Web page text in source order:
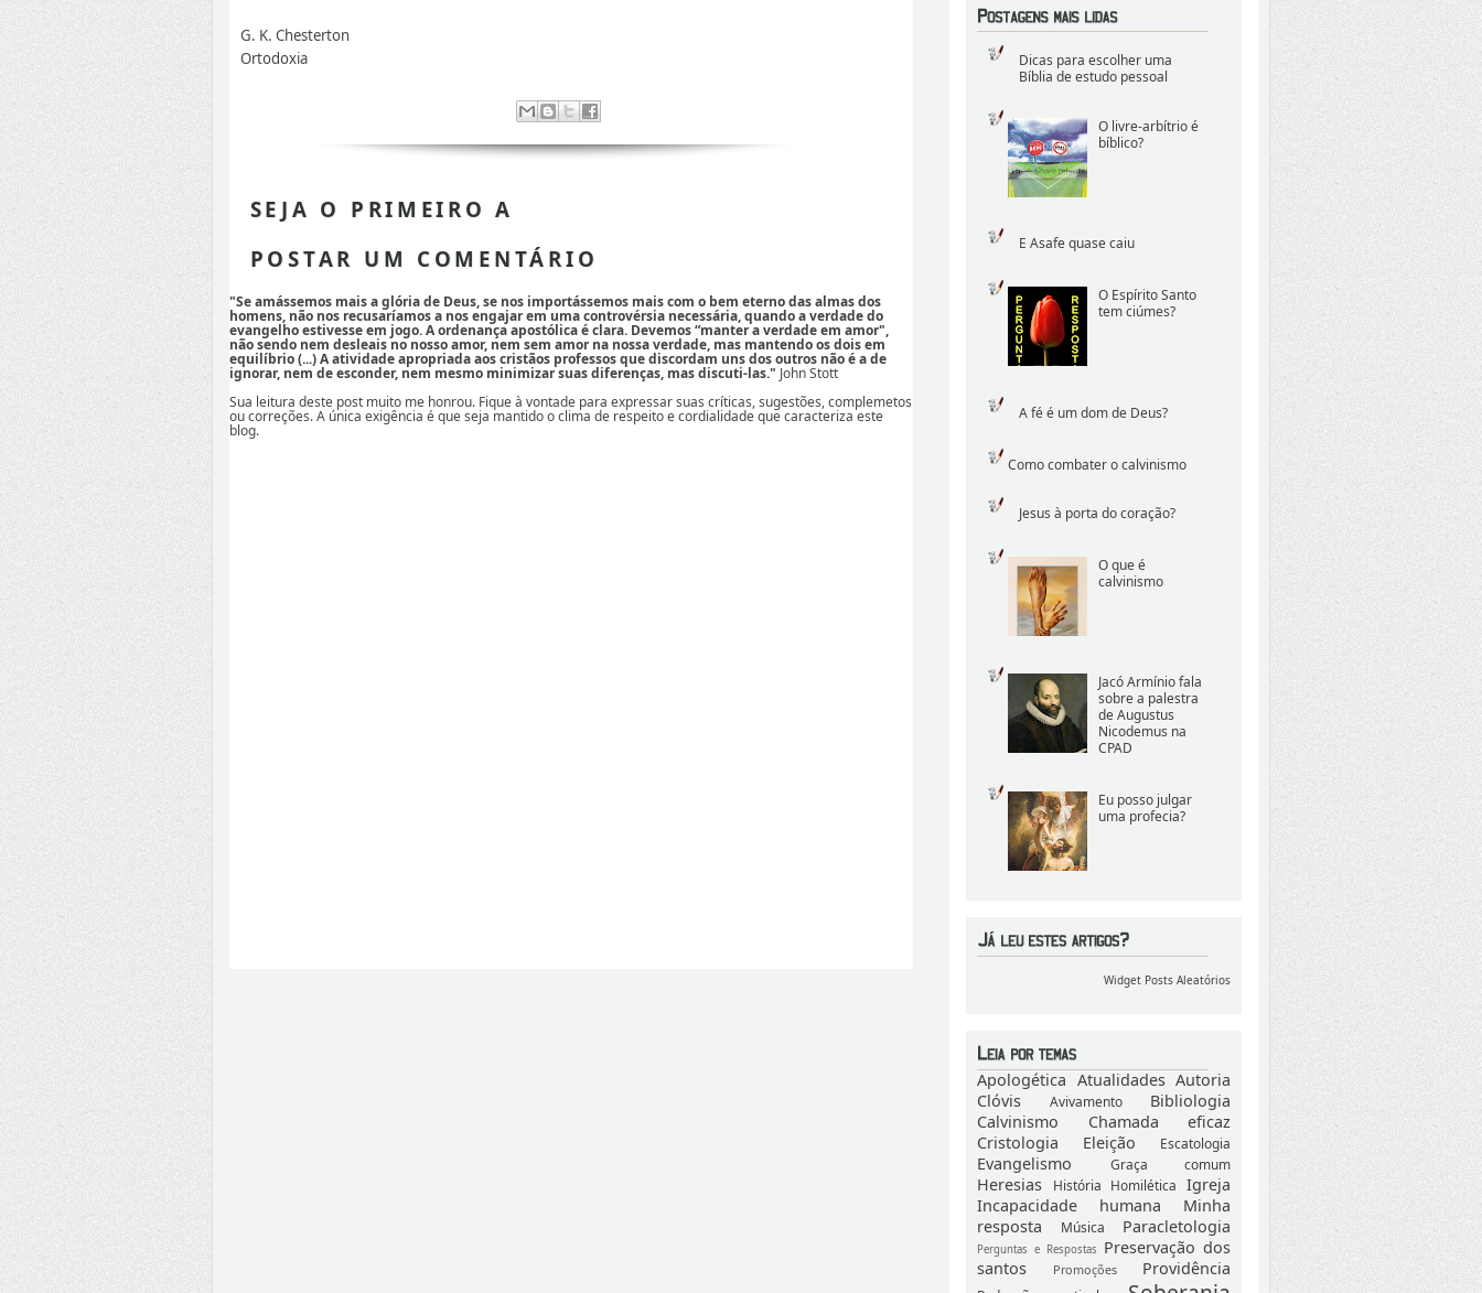
Dicas para escolher uma
Bíblia de estudo pessoal
O livre-arbítrio é
bíblico?
E Asafe quase caiu
O Espírito Santo
tem ciúmes?
A fé é um dom de Deus?
Como combater o calvinismo
Jesus à porta do coração?
O que é
calvinismo
Jacó Armínio fala
sobre a palestra
de Augustus
Nicodemus na
CPAD
Eu posso julgar
uma profecia?
Widget Posts Aleatórios
Apologética Atualidades Autoria
Clóvis
Avivamento
Bibliologia
Calvinismo
Chamada eficaz
Cristologia
Eleição Escatologia
Evangelismo Graça comum
Heresias História Homilética Igreja
Incapacidade humana
Minha
resposta
Música Paracletologia
Perguntas e Respostas
Preservação dos
santos
Promoções Providência
G. K. Chesterton
Ortodoxia
SEJA O PRIMEIRO A
POSTAR UM COMENTÁRIO
"Se amássemos mais a glória de Deus, se nos importássemos mais com o bem eterno das almas dos
homens, não nos recusaríamos a nos engajar em uma controvérsia necessária, quando a verdade do
evangelho estivesse em jogo. A ordenança apostólica é clara. Devemos “manter a verdade em amor",
não sendo nem desleais no nosso amor, nem sem amor na nossa verdade, mas mantendo os dois em
equilíbrio (...) A atividade apropriada aos cristãos professos que discordam uns dos outros não é a de
ignorar, nem de esconder, nem mesmo minimizar suas diferenças, mas discuti-las." John Stott
Sua leitura deste post muito me honrou. Fique à vontade para expressar suas críticas, sugestões, complemetos
ou correções. A única exigência é que seja mantido o clima de respeito e cordialidade que caracteriza este
blog.